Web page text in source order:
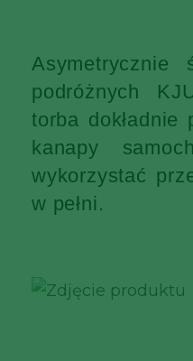
podróżnych
torba dokładnie
kanapy
wykorzystać
w pełni.